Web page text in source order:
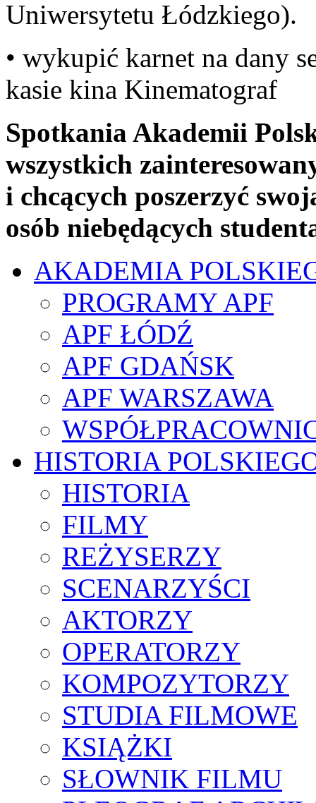
Uniwersytetu Łódzkiego).
• wykupić karnet na dany
kasie kina Kinematograf
Spotkania Akademii
wszystkich
i chcących poszerzyć
osób niebędących
AKADEMIA
PROGRAMY APF
APF ŁÓDŹ
APF GDAŃSK
APF WARSZAWA
HISTORIA
HISTORIA
FILMY
REŻYSERZY
SCENARZYŚCI
AKTORZY
OPERATORZY
KOMPOZYTORZY
STUDIA FILMOWE
KSIĄŻKI
SŁOWNIK FILMU